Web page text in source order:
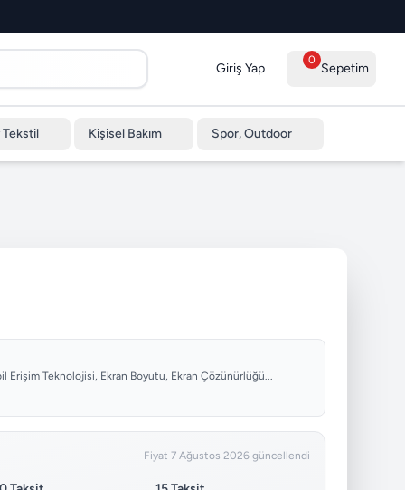
Giriş Yap
0
Sepetim
Tekstil Kişisel Bakım Spor, Outdoor
Erişim Teknolojisi, Ekran Boyutu, Ekran Çözünürlüğü...
Fiyat 7 Ağustos 2026 güncellendi